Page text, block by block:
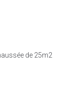
de 25m2